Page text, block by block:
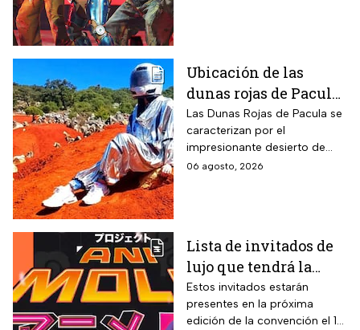
Ubicación de las
dunas rojas de Pacula,
un paisaje surrealista
que te hará sentir en
Marte
Las Dunas Rojas de Pacula se
caracterizan por el
impresionante desierto de
arena roja que se formó tras
06 agosto, 2026
Lista de invitados de
lujo que tendrá la
Animole 2026
Estos invitados estarán
presentes en la próxima
edición de la convención el 12